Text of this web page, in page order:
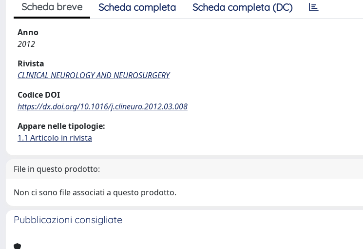
Scheda breve Scheda completa Scheda completa (DC)
Anno
2012
Rivista
CLINICAL NEUROLOGY AND NEUROSURGERY
Codice DOI
https://dx.doi.org/10.1016/j.clineuro.2012.03.008
Appare nelle tipologie:
1.1 Articolo in rivista
File in questo prodotto:
Non ci sono file associati a questo prodotto.
Pubblicazioni consigliate